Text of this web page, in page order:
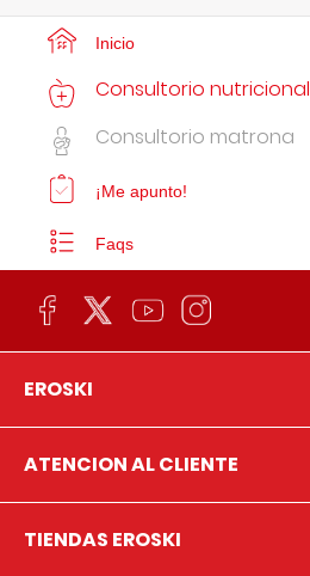
Inicio
Consultorio nutricional
Consultorio matrona
¡Me apunto!
Faqs
EROSKI
ATENCION AL CLIENTE
TIENDAS EROSKI